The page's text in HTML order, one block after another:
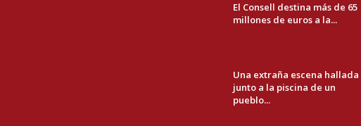
El Consell destina más de 65
millones de euros a la...
Una extraña escena hallada
junto a la piscina de un
pueblo...